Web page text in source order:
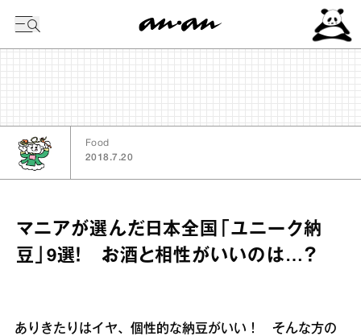
Food
2018.7.20
マニアが選んだ日本全国「ユニーク納
豆」9選！ お酒と相性がいいのは…？
ありきたりはイヤ、個性的な納豆がいい！ そんな方の